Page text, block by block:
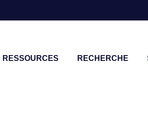
RESSOURCES RECHERCHE